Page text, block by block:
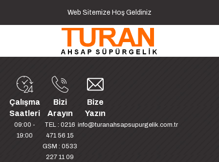
Web Sitemize Hoş Geldiniz
Çalışma
Saatleri
09:00 -
19:00
Bizi
Arayın
TEL : 0216
471 56 15
GSM : 0533
227 11 09
Bize
Yazın
info@turanahsapsupurgelik.com.tr